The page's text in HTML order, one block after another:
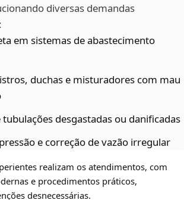
diversas demandas
em sistemas de abastecimento
duchas e misturadores com mau
desgastadas ou danificadas
e correção de vazão irregular
realizam os atendimentos, com
e procedimentos práticos,
desnecessárias.